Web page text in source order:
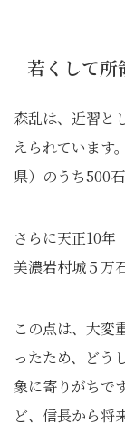
若くして所
森乱は、近習と
えられています
県）のうち500
さらに天正10年
美濃岩村城５万
この点は、大変
ったため、どう
象に寄りがちで
ど、信長から将